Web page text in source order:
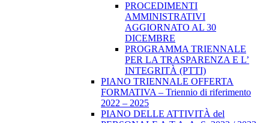
PROCEDIMENTI
AMMINISTRATIVI
AGGIORNATO AL 30
DICEMBRE
PROGRAMMA TRIENNALE
PER LA TRASPARENZA E L’
INTEGRITÀ (PTTI)
PIANO TRIENNALE OFFERTA
FORMATIVA – Triennio di riferimento
2022 – 2025
PIANO DELLE ATTIVITÀ del